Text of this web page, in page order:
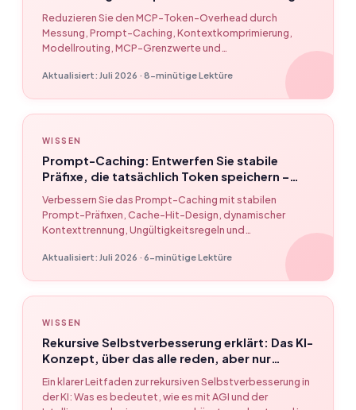
– EasyClaw
Reduzieren Sie den MCP-Token-Overhead durch
Messung, Prompt-Caching, Kontextkomprimierung,
Modellrouting, MCP-Grenzwerte und
Aktualisiert: Juli 2026 · 8-minütige Lektüre
WISSEN
Prompt-Caching: Entwerfen Sie stabile
Präfixe, die tatsächlich Token speichern –
EasyClaw
Verbessern Sie das Prompt-Caching mit stabilen
Prompt-Präfixen, Cache-Hit-Design, dynamischer
Kontexttrennung, Ungültigkeitsregeln und
Aktualisiert: Juli 2026 · 6-minütige Lektüre
WISSEN
Rekursive Selbstverbesserung erklärt: Das KI-
Konzept, über das alle reden, aber nur
wenige verstehen
Ein klarer Leitfaden zur rekursiven Selbstverbesserung in
der KI: Was es bedeutet, wie es mit AGI und der